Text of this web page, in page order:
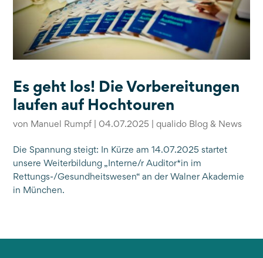
Es geht los! Die Vorbereitungen
laufen auf Hochtouren
von Manuel Rumpf |04.07.2025 |qualido Blog & News
Die Spannung steigt: In Kürze am 14.07.2025 startet
unsere Weiterbildung „Interne/r Auditor*in im
Rettungs-/Gesundheitswesen“ an der Walner Akademie
in München.